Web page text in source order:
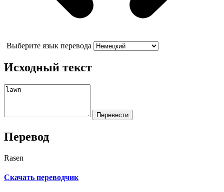
Выберите язык перевода
Исходный текст
Перевод
Rasen
Скачать переводчик